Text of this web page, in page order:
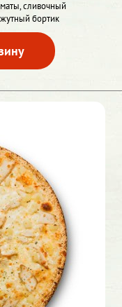
сливочный
бортик